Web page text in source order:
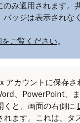
のみ適用されます。
ッジは表示されな
ご覧ください。
アカウントに保存さ
、PowerPoint、
くと、画面の右側に
れます。これは、タ